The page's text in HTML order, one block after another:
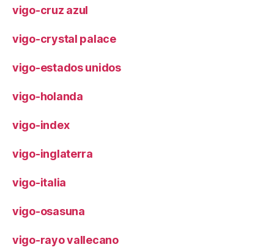
vigo-cruz azul
vigo-crystal palace
vigo-estados unidos
vigo-holanda
vigo-index
vigo-inglaterra
vigo-italia
vigo-osasuna
vigo-rayo vallecano